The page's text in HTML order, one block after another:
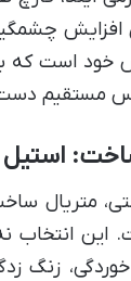
افزایش
خود است که
مستقیم
استیل
این
خوردگی،